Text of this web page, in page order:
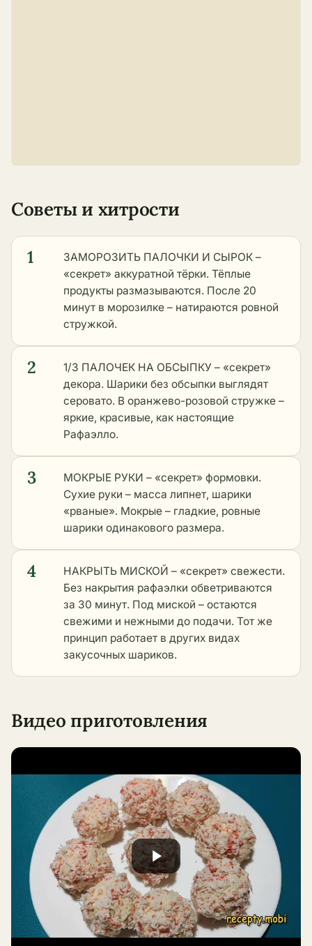
Советы и хитрости
1
ЗАМОРОЗИТЬ ПАЛОЧКИ И СЫРОК –
«секрет» аккуратной тёрки. Тёплые
продукты размазываются. После 20
минут в морозилке – натираются ровной
стружкой.
2
1/3 ПАЛОЧЕК НА ОБСЫПКУ – «секрет»
декора. Шарики без обсыпки выглядят
серовато. В оранжево-розовой стружке –
яркие, красивые, как настоящие
Рафаэлло.
3
МОКРЫЕ РУКИ – «секрет» формовки.
Сухие руки – масса липнет, шарики
«рваные». Мокрые – гладкие, ровные
шарики одинакового размера.
4
НАКРЫТЬ МИСКОЙ – «секрет» свежести.
Без накрытия рафаэлки обветриваются
за 30 минут. Под миской – остаются
свежими и нежными до подачи. Тот же
принцип работает в других видах
закусочных шариков.
Видео приготовления